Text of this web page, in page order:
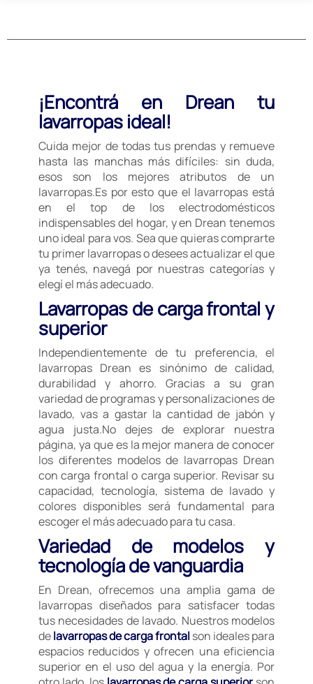
¡Encontrá en Drean tu
lavarropas ideal!
Cuida mejor de todas tus prendas y remueve
hasta las manchas más difíciles: sin duda,
esos son los mejores atributos de un
lavarropas.Es por esto que el lavarropas está
en el top de los electrodomésticos
indispensables del hogar, y en Drean tenemos
uno ideal para vos. Sea que quieras comprarte
tu primer lavarropas o desees actualizar el que
ya tenés, navegá por nuestras categorías y
elegí el más adecuado.
Lavarropas de carga frontal y
superior
Independientemente de tu preferencia, el
lavarropas Drean es sinónimo de calidad,
durabilidad y ahorro. Gracias a su gran
variedad de programas y personalizaciones de
lavado, vas a gastar la cantidad de jabón y
agua justa.No dejes de explorar nuestra
página, ya que es la mejor manera de conocer
los diferentes modelos de lavarropas Drean
con carga frontal o carga superior. Revisar su
capacidad, tecnología, sistema de lavado y
colores disponibles será fundamental para
escoger el más adecuado para tu casa.
Variedad de modelos y
tecnología de vanguardia
En Drean, ofrecemos una amplia gama de
lavarropas diseñados para satisfacer todas
tus necesidades de lavado. Nuestros modelos
delavarropas de carga frontalson ideales para
espacios reducidos y ofrecen una eficiencia
superior en el uso del agua y la energía. Por